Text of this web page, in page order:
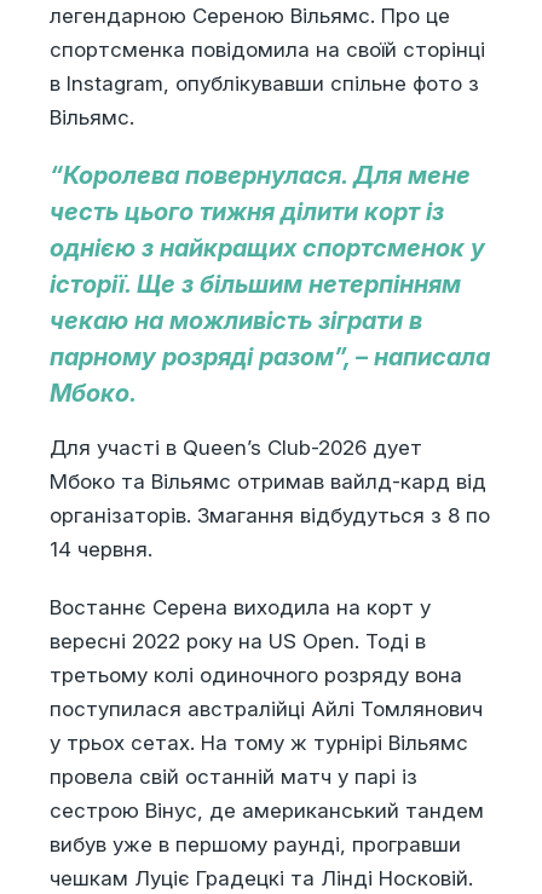
легендарною Сереною Вільямс. Про це
спортсменка повідомила на своїй сторінці
в Instagram, опублікувавши спільне фото з
Вільямс.
“Королева повернулася. Для мене
честь цього тижня ділити корт із
однією з найкращих спортсменок у
історії. Ще з більшим нетерпінням
чекаю на можливість зіграти в
парному розряді разом”, – написала
Мбоко.
Для участі в Queen’s Club-2026 дует
Мбоко та Вільямс отримав вайлд-кард від
організаторів. Змагання відбудуться з 8 по
14 червня.
Востаннє Серена виходила на корт у
вересні 2022 року на US Open. Тоді в
третьому колі одиночного розряду вона
поступилася австралійці Айлі Томлянович
у трьох сетах. На тому ж турнірі Вільямс
провела свій останній матч у парі із
сестрою Вінус, де американський тандем
вибув уже в першому раунді, програвши
чешкам Луціє Градецкі та Лінді Носковій.